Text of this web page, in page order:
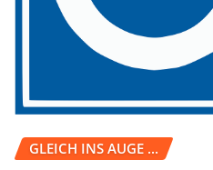
GLEICH INS AUGE ...